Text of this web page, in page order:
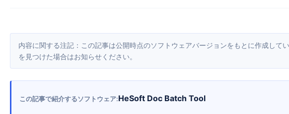
内容に関する注記：この記事は公開時点のソフトウェアバージョンをもとに作成しています。画面や機能はアップデートにより変更される場合があるため、現在のソフトウェアをご確認ください。誤り
を見つけた場合はお知らせください。
この記事で紹介するソフトウェア HeSoft Doc Batch Tool